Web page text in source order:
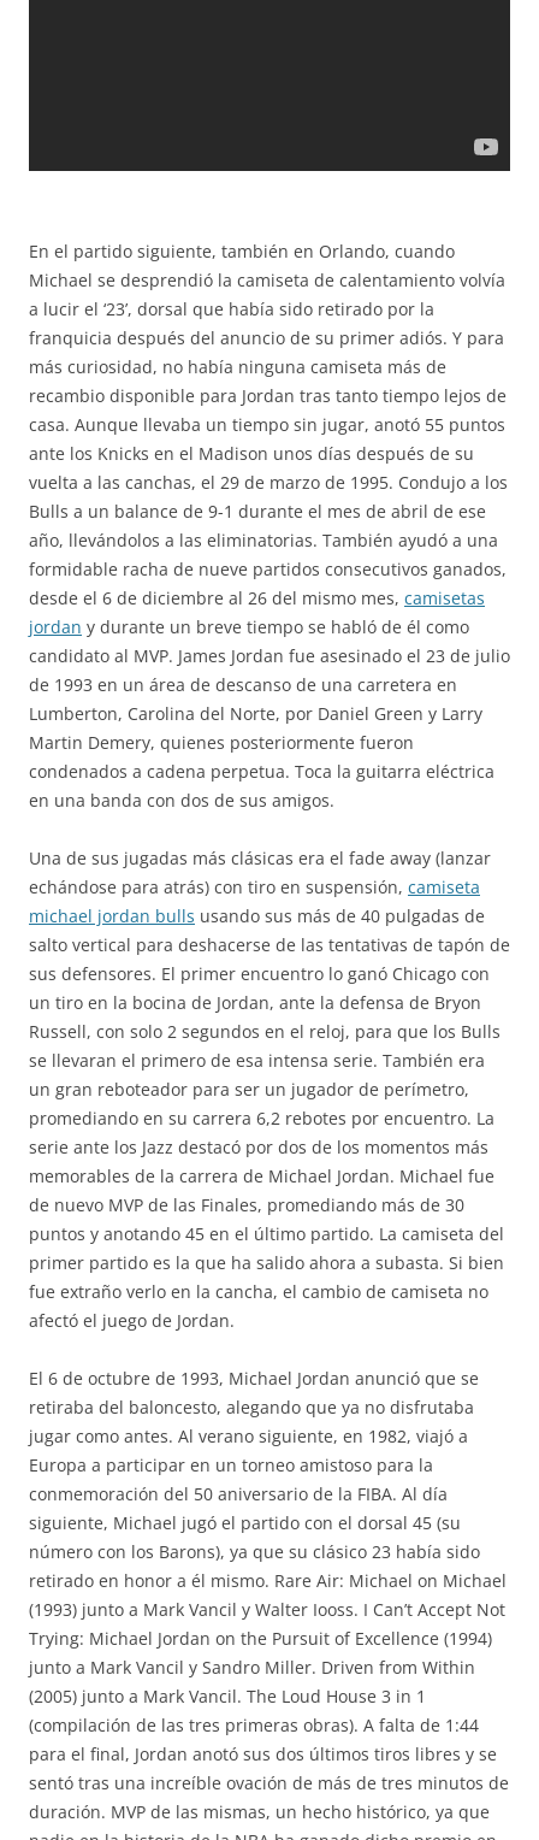
En el partido siguiente, también en Orlando, cuando
Michael se desprendió la camiseta de calentamiento volvía
a lucir el ‘23’, dorsal que había sido retirado por la
franquicia después del anuncio de su primer adiós. Y para
más curiosidad, no había ninguna camiseta más de
recambio disponible para Jordan tras tanto tiempo lejos de
casa. Aunque llevaba un tiempo sin jugar, anotó 55 puntos
ante los Knicks en el Madison unos días después de su
vuelta a las canchas, el 29 de marzo de 1995. Condujo a los
Bulls a un balance de 9-1 durante el mes de abril de ese
año, llevándolos a las eliminatorias. También ayudó a una
formidable racha de nueve partidos consecutivos ganados,
desde el 6 de diciembre al 26 del mismo mes, camisetas
jordan y durante un breve tiempo se habló de él como
candidato al MVP. James Jordan fue asesinado el 23 de julio
de 1993 en un área de descanso de una carretera en
Lumberton, Carolina del Norte, por Daniel Green y Larry
Martin Demery, quienes posteriormente fueron
condenados a cadena perpetua. Toca la guitarra eléctrica
en una banda con dos de sus amigos.
Una de sus jugadas más clásicas era el fade away (lanzar
echándose para atrás) con tiro en suspensión, camiseta
michael jordan bulls usando sus más de 40 pulgadas de
salto vertical para deshacerse de las tentativas de tapón de
sus defensores. El primer encuentro lo ganó Chicago con
un tiro en la bocina de Jordan, ante la defensa de Bryon
Russell, con solo 2 segundos en el reloj, para que los Bulls
se llevaran el primero de esa intensa serie. También era
un gran reboteador para ser un jugador de perímetro,
promediando en su carrera 6,2 rebotes por encuentro. La
serie ante los Jazz destacó por dos de los momentos más
memorables de la carrera de Michael Jordan. Michael fue
de nuevo MVP de las Finales, promediando más de 30
puntos y anotando 45 en el último partido. La camiseta del
primer partido es la que ha salido ahora a subasta. Si bien
fue extraño verlo en la cancha, el cambio de camiseta no
afectó el juego de Jordan.
El 6 de octubre de 1993, Michael Jordan anunció que se
retiraba del baloncesto, alegando que ya no disfrutaba
jugar como antes. Al verano siguiente, en 1982, viajó a
Europa a participar en un torneo amistoso para la
conmemoración del 50 aniversario de la FIBA. Al día
siguiente, Michael jugó el partido con el dorsal 45 (su
número con los Barons), ya que su clásico 23 había sido
retirado en honor a él mismo. Rare Air: Michael on Michael
(1993) junto a Mark Vancil y Walter Iooss. I Can’t Accept Not
Trying: Michael Jordan on the Pursuit of Excellence (1994)
junto a Mark Vancil y Sandro Miller. Driven from Within
(2005) junto a Mark Vancil. The Loud House 3 in 1
(compilación de las tres primeras obras). A falta de 1:44
para el final, Jordan anotó sus dos últimos tiros libres y se
sentó tras una increíble ovación de más de tres minutos de
duración. MVP de las mismas, un hecho histórico, ya que